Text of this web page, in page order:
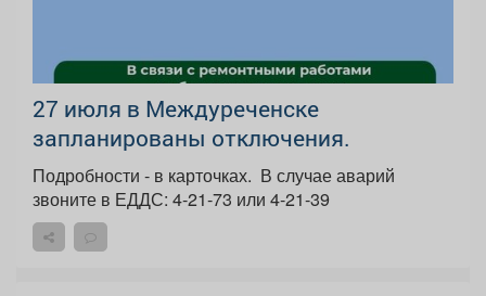
27 июля в Междуреченске
запланированы отключения.
Подробности - в карточках. ️ В случае аварий
звоните в ЕДДС: 4-21-73 или 4-21-39